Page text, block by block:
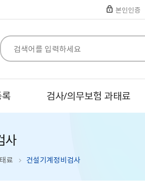
본인인증
검사/의무보험 과태료
사
료 건설기계정비검사